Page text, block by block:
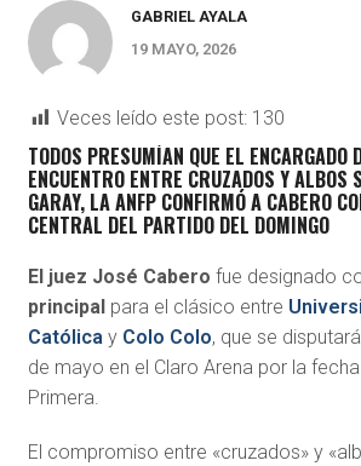
GABRIEL AYALA
19 MAYO, 2026
Veces leído este post: 130
TODOS PRESUMÍAN QUE EL ENCARGADO
ENCUENTRO ENTRE CRUZADOS Y
GARAY, LA ANFP CONFIRMÓ A CABERO
CENTRAL DEL PARTIDO DEL DOMINGO
El juez José Cabero fue designado
principal para el clásico entre
Católicay Colo Colo, que se
de mayo en el Claro Arena por la
Primera.
El compromiso entre «cruzados» y